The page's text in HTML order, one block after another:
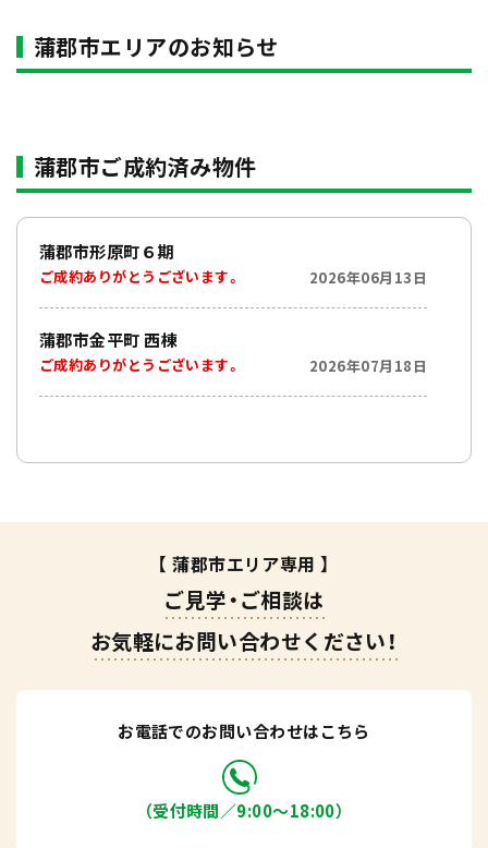
蒲郡市エリアのお知らせ
蒲郡市ご成約済み物件
蒲郡市形原町６期
ご成約ありがとうございます。 2026年06月13日
蒲郡市金平町 西棟
ご成約ありがとうございます。 2026年07月18日
【 蒲郡市エリア専用 】
ご見学・ご相談は
お気軽にお問い合わせください！
お電話でのお問い合わせはこちら
（受付時間／9:00〜18:00）